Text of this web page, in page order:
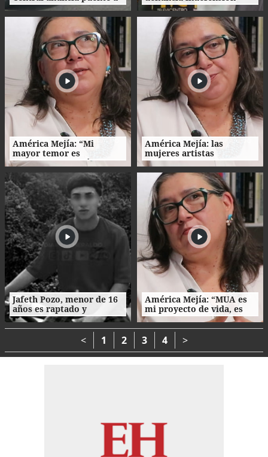
desnivel en Loarque para
2027
ante investigaciones
contra la extinta
Comisión Permanente
América Mejía: “Mi
mayor temor es
traicionarme a mí
misma"
América Mejía: las
mujeres artistas
enfrentan barreras entre
la creación, el trabajo y el
hogar
Jafeth Pozo, menor de 16
años es raptado y
asesinado tras cita en
Tegucigalpa
América Mejía: “MUA es
mi proyecto de vida, es
parte de mi esencia”
< 1 2 3 4 >